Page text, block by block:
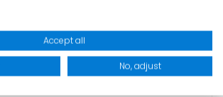
Design mit Streifendetail
und Regatten
Accept all
No, adjust